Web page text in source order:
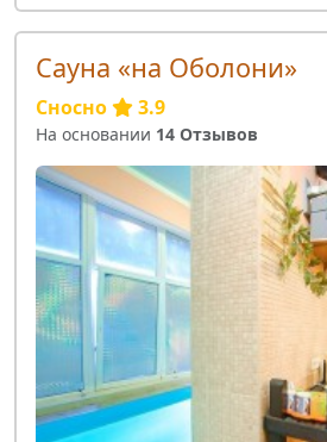
Сауна «на Оболони»
Сносно 3.9
На основании 14 Отзывов